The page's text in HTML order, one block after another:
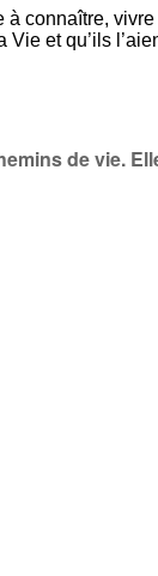
à connaître,
Vie et qu’ils
de vie.